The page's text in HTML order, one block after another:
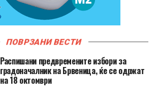
ПОВРЗАНИ ВЕСТИ
Распишани предвремените избори за
градоначалник на Брвеница, ќе се одржат
на 18 октомври